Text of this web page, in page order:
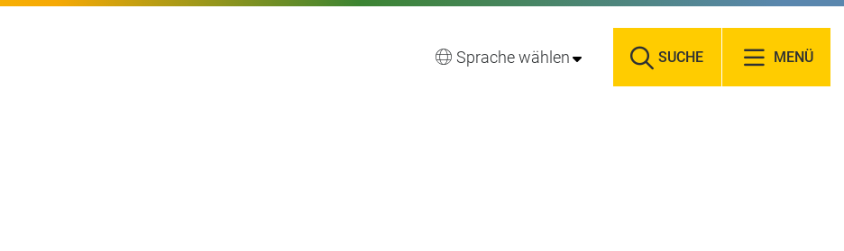
Sprache wählen SUCHE MENÜ